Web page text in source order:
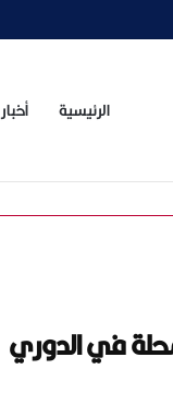
الرئيسية أخبار
في الدوري